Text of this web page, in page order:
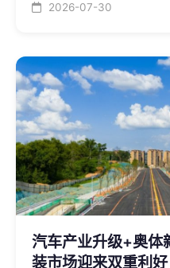
2026-07-30
汽车产业升级+奥体
装市场迎来双重利好